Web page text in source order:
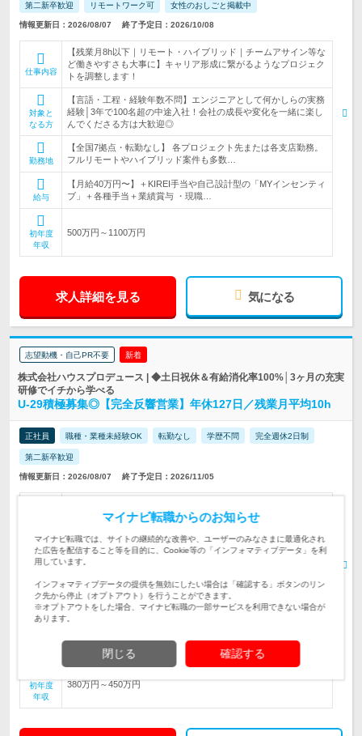
第二新卒歓迎 リモートワーク可 女性のおしごと掲載中
情報更新日：2026/08/07 終了予定日：2026/10/08
仕事内容
【残業月8h以下｜リモート・ハイブリッド｜チームアサイン等な
ど働きやすさも大事に】キャリア形成に繋がるようなプロジェク
トを調整します！
対象と
なる方
【言語・工程・経験年数不問】エンジニアとして何かしらの実務
経験│3年で100名超の中途入社！会社の成長や変化を一緒に楽し
んでくださる方は大歓迎◎
勤務地
【全国7拠点・転勤なし】 各プロジェクト先または各支店勤務。
フルリモートやハイブリッド案件も多数…
給与
【月給40万円〜】＋KIREI手当や自己設計型の「MYインセンティ
ブ」＋各種手当＋業績賞与 ・現職…
初年度
年収
500万円～1100万円
求人詳細を見る 気になる
志望動機・自己PR不要 新着
株式会社ハウスプロデュース | ◆土日祝休＆有給消化率100%│3ヶ月の充実
研修でイチから学べる
U-29積極募集◎【完全反響営業】年休127日／残業月平均10h
正社員 職種・業種未経験OK 転勤なし 学歴不問 完全週休2日制
第二新卒歓迎
情報更新日：2026/08/07 終了予定日：2026/11/05
再生可能エネルギー事業にトライ◎業務の流れがわかる手厚い研
対象と
《未経験でも月給29万円スタート×賞与年2回│好待遇◎「働きや
すい環境で頑張りたい」と先輩活躍中》■要普免(AT限定可)・若
勤務地
【 大阪駅スグ／転勤なし／働きやすいおしゃれなオフィス 】 ■
大阪本社 大阪市北区梅田1-1-3…
遇します。 ※待遇条件の詳細…
初年度
年収
380万円～450万円
マイナビ転職からのお知らせ
マイナビ転職では、サイトの継続的な改善や、ユーザーのみなさまに最適化され
た広告を配信すること等を目的に、Cookie等の「インフォマティブデータ」を利
用しています。
インフォマティブデータの提供を無効にしたい場合は「確認する」ボタンのリン
ク先から停止（オプトアウト）を行うことができます。
※オプトアウトをした場合、マイナビ転職の一部サービスを利用できない場合が
あります。
閉じる 確認する